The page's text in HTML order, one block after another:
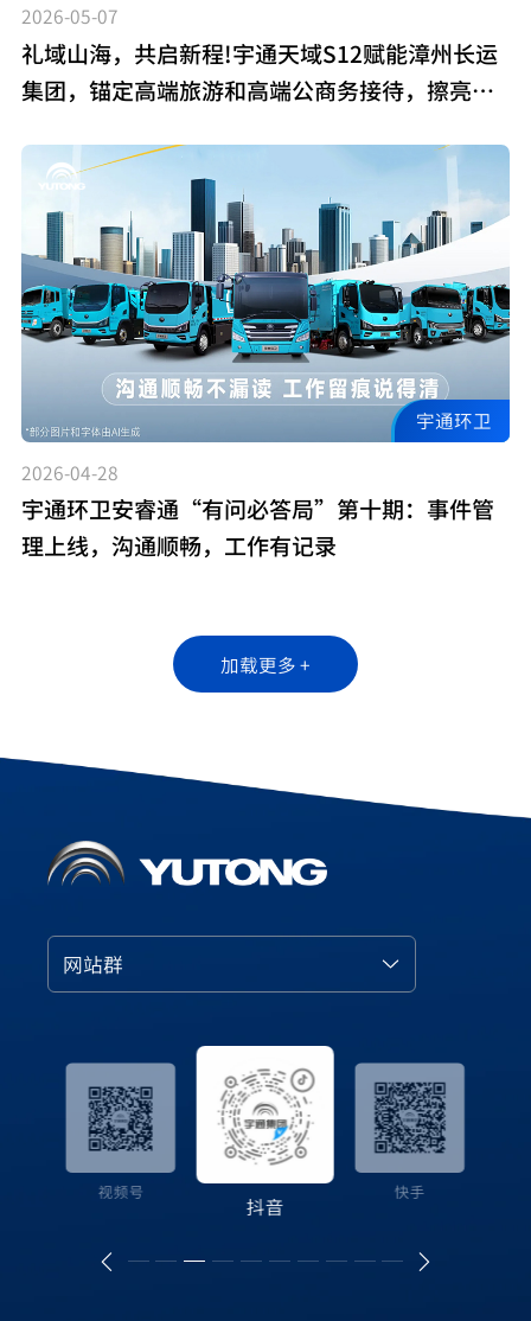
2026-05-07
礼域山海，共启新程!宇通天域S12赋能漳州长运
集团，锚定高端旅游和高端公商务接待，擦亮漳
宇通环卫
2026-04-28
宇通环卫安睿通“有问必答局”第十期：事件管
理上线，沟通顺畅，工作有记录
加载更多 +
网站群
视频号
抖音
快手